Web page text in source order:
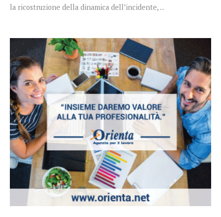
la ricostruzione della dinamica dell’incidente, ...